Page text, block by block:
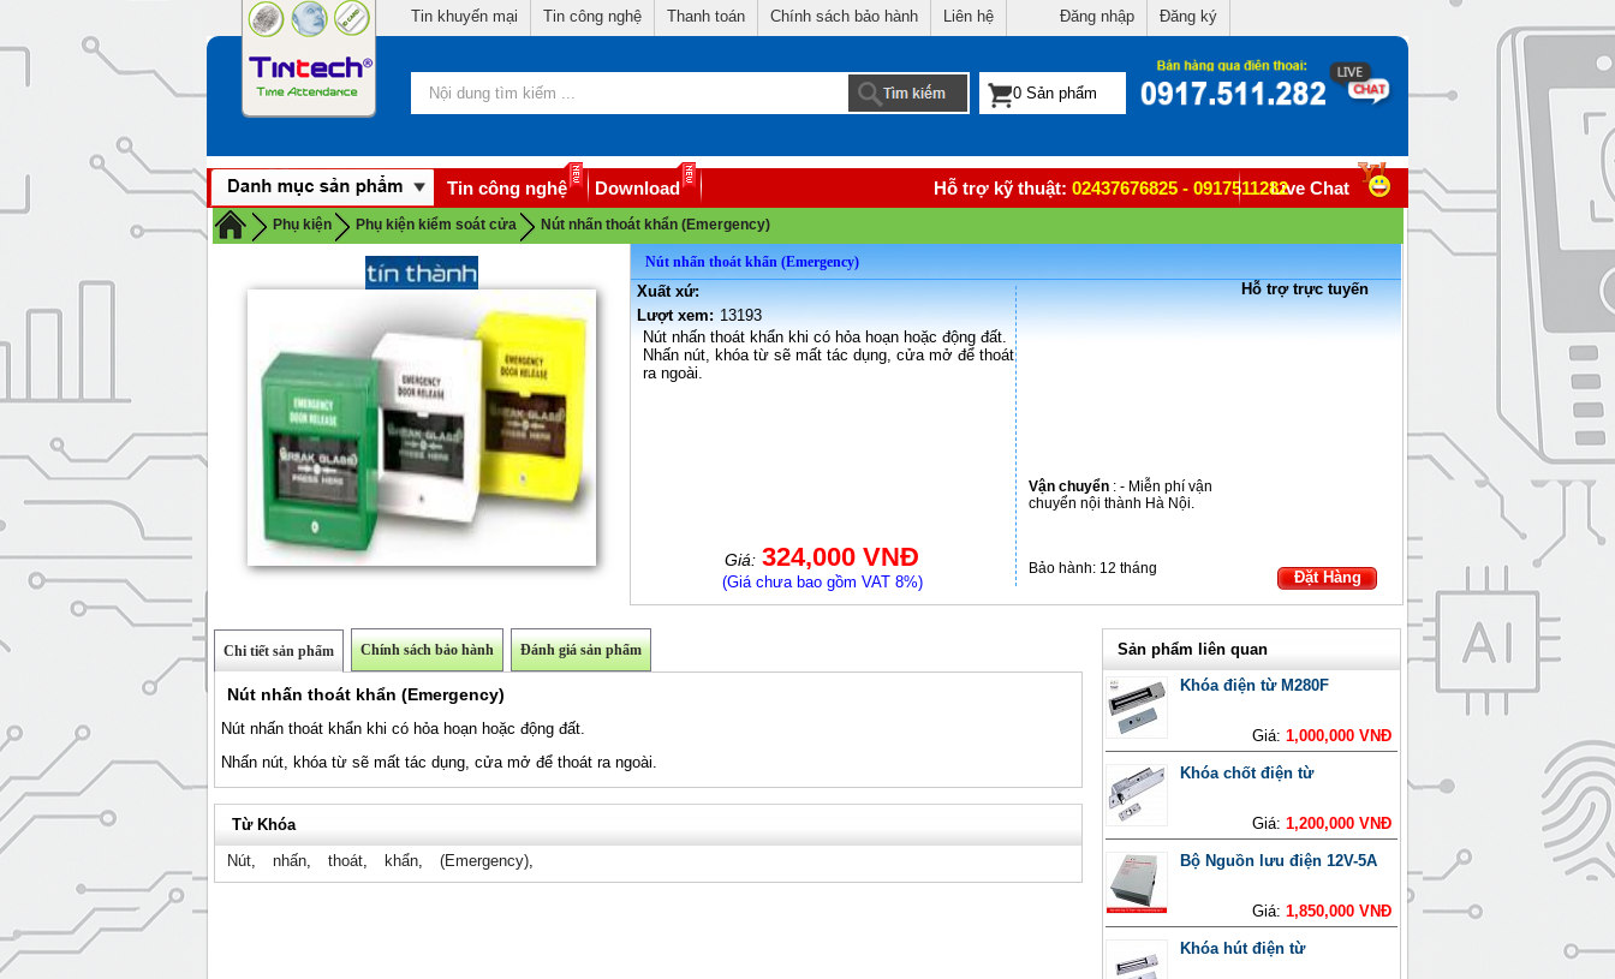
Tin khuyến mại Tin công nghệ Thanh toán Chính sách bảo hành Liên hệ Đăng nhập Đăng ký
Tin công nghệ Download Live Chat
Hỗ trợ kỹ thuật: 02437676825 - 0917511282
Phụ kiện Phụ kiện kiểm soát cửa Nút nhấn thoát khẩn (Emergency)
Nút nhấn thoát khẩn (Emergency)
Xuất xứ:
Lượt xem: 13193
Nút nhấn thoát khẩn khi có hỏa hoạn hoặc động đất.
Nhấn nút, khóa từ sẽ mất tác dụng, cửa mở để thoát
ra ngoài.
Giá: 324,000 VNĐ
(Giá chưa bao gồm VAT 8%)
Vận chuyển: - Miễn phí vận
chuyển nội thành Hà Nội.
Bảo hành:12 tháng
Hỗ trợ trực tuyến
Đặt Hàng
Chi tiết sản phẩm Chính sách bảo hành Đánh giá sản phẩm
Nút nhấn thoát khẩn (Emergency)
Nút nhấn thoát khẩn khi có hỏa hoạn hoặc động đất.
Nhấn nút, khóa từ sẽ mất tác dụng, cửa mở để thoát ra ngoài.
Sản phẩm liên quan
Khóa điện từ M280F
Giá: 1,000,000 VNĐ
Khóa chốt điện từ
Giá: 1,200,000 VNĐ
Bộ Nguồn lưu điện 12V-5A
Giá: 1,850,000 VNĐ
Khóa hút điện từ
Từ Khóa
Nút, nhấn, thoát, khẩn, (Emergency),